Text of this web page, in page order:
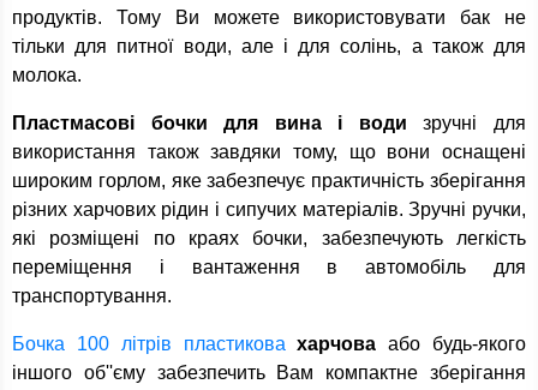
продуктів. Тому Ви можете використовувати бак не
тільки для питної води, але і для солінь, а також для
молока.
Пластмасові бочки для вина і води зручні для
використання також завдяки тому, що вони оснащені
широким горлом, яке забезпечує практичність зберігання
різних харчових рідин і сипучих матеріалів. Зручні ручки,
які розміщені по краях бочки, забезпечують легкість
переміщення і вантаження в автомобіль для
транспортування.
Бочка 100 літрів пластикова харчоваабо будь-якого
іншого об''єму забезпечить Вам компактне зберігання